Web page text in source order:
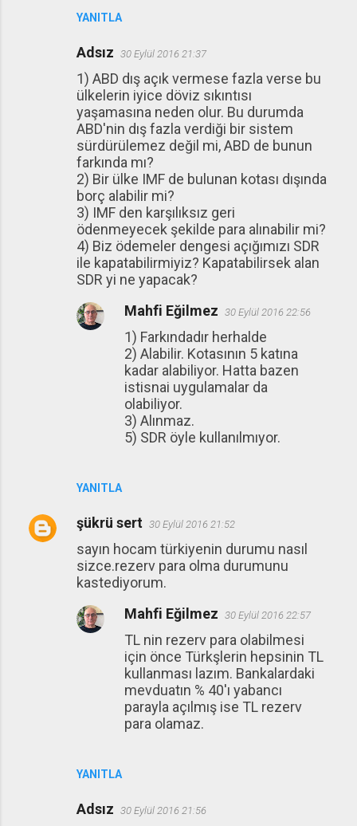
YANITLA
Adsız 30 Eylül 2016 21:37
1) ABD dış açık vermese fazla verse bu
ülkelerin iyice döviz sıkıntısı
yaşamasına neden olur. Bu durumda
ABD'nin dış fazla verdiği bir sistem
sürdürülemez değil mi, ABD de bunun
farkında mı?
2) Bir ülke IMF de bulunan kotası dışında
borç alabilir mi?
3) IMF den karşılıksız geri
ödenmeyecek şekilde para alınabilir mi?
4) Biz ödemeler dengesi açığımızı SDR
ile kapatabilirmiyiz? Kapatabilirsek alan
SDR yi ne yapacak?
YANITLA
Mahfi Eğilmez 30 Eylül 2016 22:56
1) Farkındadır herhalde
2) Alabilir. Kotasının 5 katına
kadar alabiliyor. Hatta bazen
istisnai uygulamalar da
olabiliyor.
3) Alınmaz.
5) SDR öyle kullanılmıyor.
şükrü sert 30 Eylül 2016 21:52
sayın hocam türkiyenin durumu nasıl
sizce.rezerv para olma durumunu
kastediyorum.
YANITLA
Mahfi Eğilmez 30 Eylül 2016 22:57
TL nin rezerv para olabilmesi
için önce Türkşlerin hepsinin TL
kullanması lazım. Bankalardaki
mevduatın % 40'ı yabancı
parayla açılmış ise TL rezerv
para olamaz.
Adsız 30 Eylül 2016 21:56